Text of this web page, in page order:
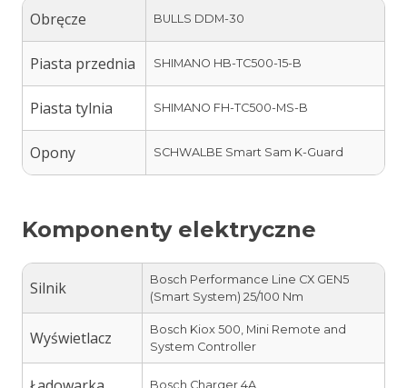
Obręcze BULLS DDM-30
Piasta przednia SHIMANO HB-TC500-15-B
Piasta tylnia SHIMANO FH-TC500-MS-B
Opony SCHWALBE Smart Sam K-Guard
Komponenty elektryczne
Silnik
Bosch Performance Line CX GEN5
(Smart System) 25/100 Nm
Wyświetlacz
Bosch Kiox 500, Mini Remote and
System Controller
Bosch Charger 4A